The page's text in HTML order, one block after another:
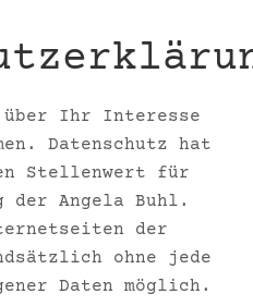
Ihr Interesse
Datenschutz hat
Stellenwert für
der Angela Buhl.
der
ohne jede
Daten möglich.